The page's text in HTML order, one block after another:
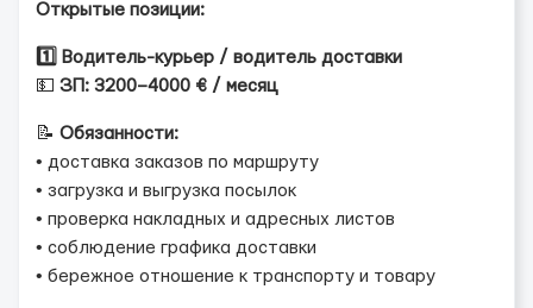
Открытые позиции:
1️⃣ Водитель-курьер / водитель доставки
💵 ЗП: 3200–4000 € / месяц
📝 Обязанности:
• доставка заказов по маршруту
• загрузка и выгрузка посылок
• проверка накладных и адресных листов
• соблюдение графика доставки
• бережное отношение к транспорту и товару